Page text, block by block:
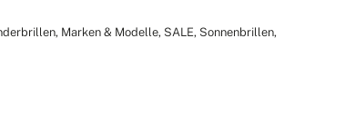
, Marken & Modelle, SALE, Sonnenbrillen,